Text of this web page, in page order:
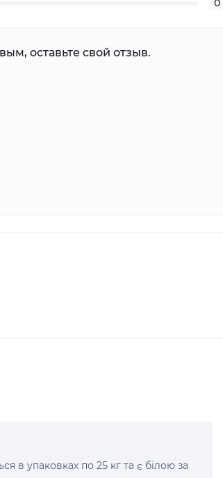
0
оставьте свой отзыв.
в упаковках по 25 кг та є білою за